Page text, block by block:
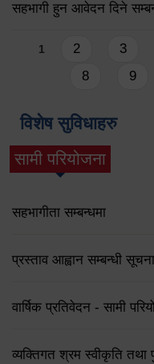
सहभागी हुन आवेदन दिने
Pages
1 2 3
8
9
विशेष सुविधाहरु
सामी परियोजना
(active tab)
सहभागीता सम्बन्धमा
प्रस्ताव आह्वान सम्बन्धी
वार्षिक प्रतिवेदन - सामी
व्यक्तिगत श्रम स्वीकृति